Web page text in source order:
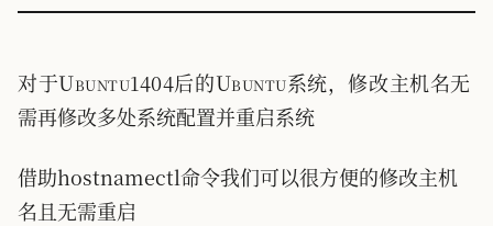
对于Ubuntu1404后的Ubuntu系统，修改主机名无
需再修改多处系统配置并重启系统
借助hostnamectl命令我们可以很方便的修改主机
名且无需重启